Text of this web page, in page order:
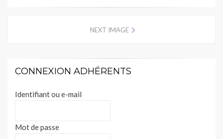
NEXT IMAGE
CONNEXION ADHÉRENTS
Identifiant ou e-mail
Mot de passe